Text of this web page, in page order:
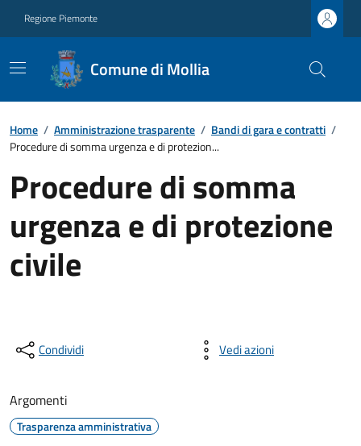
Regione Piemonte
Comune di Mollia
Home / Amministrazione trasparente / Bandi di gara e contratti /
Procedure di somma urgenza e di protezion...
Procedure di somma
urgenza e di protezione
civile
Condividi Vedi azioni
Argomenti
Trasparenza amministrativa